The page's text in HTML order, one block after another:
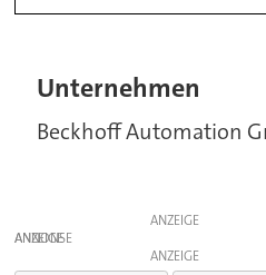
Unternehmen
Beckhoff Automation
ANZEIGE
ANZEIGE
ANZEIGE